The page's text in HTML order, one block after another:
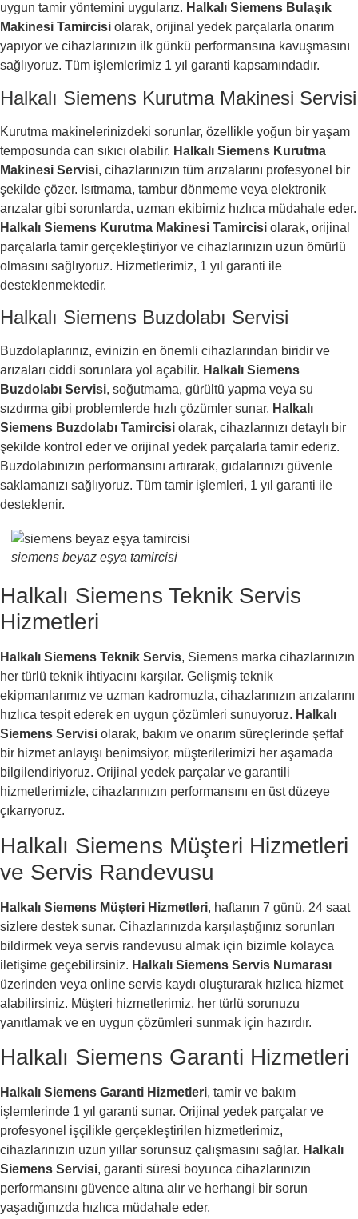
uygun tamir yöntemini uygularız. Halkalı Siemens Bulaşık
Makinesi Tamircisi olarak, orijinal yedek parçalarla onarım
yapıyor ve cihazlarınızın ilk günkü performansına kavuşmasını
sağlıyoruz. Tüm işlemlerimiz 1 yıl garanti kapsamındadır.
Halkalı Siemens Kurutma Makinesi Servisi
Kurutma makinelerinizdeki sorunlar, özellikle yoğun bir yaşam
temposunda can sıkıcı olabilir. Halkalı Siemens Kurutma
Makinesi Servisi, cihazlarınızın tüm arızalarını profesyonel bir
şekilde çözer. Isıtmama, tambur dönmeme veya elektronik
arızalar gibi sorunlarda, uzman ekibimiz hızlıca müdahale eder.
Halkalı Siemens Kurutma Makinesi Tamircisi olarak, orijinal
parçalarla tamir gerçekleştiriyor ve cihazlarınızın uzun ömürlü
olmasını sağlıyoruz. Hizmetlerimiz, 1 yıl garanti ile
desteklenmektedir.
Halkalı Siemens Buzdolabı Servisi
Buzdolaplarınız, evinizin en önemli cihazlarından biridir ve
arızaları ciddi sorunlara yol açabilir. Halkalı Siemens
Buzdolabı Servisi, soğutmama, gürültü yapma veya su
sızdırma gibi problemlerde hızlı çözümler sunar. Halkalı
Siemens Buzdolabı Tamircisi olarak, cihazlarınızı detaylı bir
şekilde kontrol eder ve orijinal yedek parçalarla tamir ederiz.
Buzdolabınızın performansını artırarak, gıdalarınızı güvenle
saklamanızı sağlıyoruz. Tüm tamir işlemleri, 1 yıl garanti ile
desteklenir.
siemens beyaz eşya tamircisi
Halkalı Siemens Teknik Servis
Hizmetleri
Halkalı Siemens Teknik Servis, Siemens marka cihazlarınızın
her türlü teknik ihtiyacını karşılar. Gelişmiş teknik
ekipmanlarımız ve uzman kadromuzla, cihazlarınızın arızalarını
hızlıca tespit ederek en uygun çözümleri sunuyoruz. Halkalı
Siemens Servisi olarak, bakım ve onarım süreçlerinde şeffaf
bir hizmet anlayışı benimsiyor, müşterilerimizi her aşamada
bilgilendiriyoruz. Orijinal yedek parçalar ve garantili
hizmetlerimizle, cihazlarınızın performansını en üst düzeye
çıkarıyoruz.
Halkalı Siemens Müşteri Hizmetleri
ve Servis Randevusu
Halkalı Siemens Müşteri Hizmetleri, haftanın 7 günü, 24 saat
sizlere destek sunar. Cihazlarınızda karşılaştığınız sorunları
bildirmek veya servis randevusu almak için bizimle kolayca
iletişime geçebilirsiniz. Halkalı Siemens Servis Numarası
üzerinden veya online servis kaydı oluşturarak hızlıca hizmet
alabilirsiniz. Müşteri hizmetlerimiz, her türlü sorunuzu
yanıtlamak ve en uygun çözümleri sunmak için hazırdır.
Halkalı Siemens Garanti Hizmetleri
Halkalı Siemens Garanti Hizmetleri, tamir ve bakım
işlemlerinde 1 yıl garanti sunar. Orijinal yedek parçalar ve
profesyonel işçilikle gerçekleştirilen hizmetlerimiz,
cihazlarınızın uzun yıllar sorunsuz çalışmasını sağlar. Halkalı
Siemens Servisi, garanti süresi boyunca cihazlarınızın
performansını güvence altına alır ve herhangi bir sorun
yaşadığınızda hızlıca müdahale eder.